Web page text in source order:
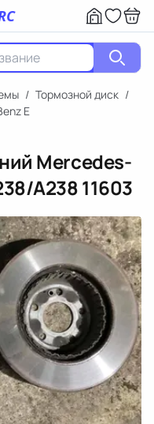
/ Тормозной диск /
E
Mercedes-
A23811603